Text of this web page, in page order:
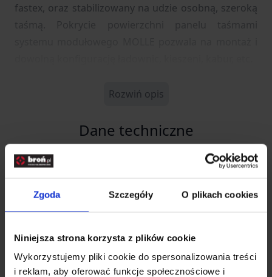
Zgoda Szczegóły O plikach cookies
Niniejsza strona korzysta z plików cookie
Wykorzystujemy pliki cookie do spersonalizowania treści
i reklam, aby oferować funkcje społecznościowe i
fastex, oraz stabilizowany na udzie osobną, szeroką
taśmą. Pokrycie powierzchni panelu taśmami
Rozwiń opis
Dane techniczne
EAN
5902543443434
Producent